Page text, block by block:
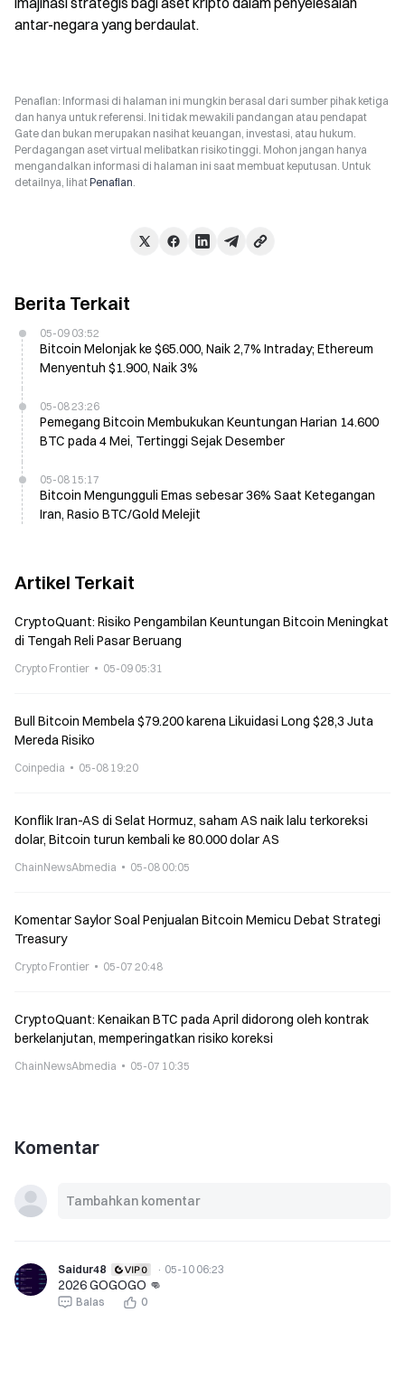
antar-negara yang berdaulat.
Penafian: Informasi di halaman ini mungkin berasal dari sumber pihak ketiga
dan hanya untuk referensi. Ini tidak mewakili pandangan atau pendapat
Gate dan bukan merupakan nasihat keuangan, investasi, atau hukum.
Perdagangan aset virtual melibatkan risiko tinggi. Mohon jangan hanya
mengandalkan informasi di halaman ini saat membuat keputusan. Untuk
detailnya, lihatPenafian.
Berita Terkait
05-09 03:52
Bitcoin Melonjak ke $65.000, Naik 2,7% Intraday; Ethereum
Menyentuh $1.900, Naik 3%
05-08 23:26
Pemegang Bitcoin Membukukan Keuntungan Harian 14.600
BTC pada 4 Mei, Tertinggi Sejak Desember
05-08 15:17
Bitcoin Mengungguli Emas sebesar 36% Saat Ketegangan
Iran, Rasio BTC/Gold Melejit
Artikel Terkait
CryptoQuant: Risiko Pengambilan Keuntungan Bitcoin Meningkat
di Tengah Reli Pasar Beruang
Crypto Frontier 05-09 05:31
Bull Bitcoin Membela $79.200 karena Likuidasi Long $28,3 Juta
Mereda Risiko
Coinpedia 05-08 19:20
Konflik Iran-AS di Selat Hormuz, saham AS naik lalu terkoreksi
dolar, Bitcoin turun kembali ke 80.000 dolar AS
ChainNewsAbmedia 05-08 00:05
Komentar Saylor Soal Penjualan Bitcoin Memicu Debat Strategi
Treasury
Crypto Frontier 05-07 20:48
CryptoQuant: Kenaikan BTC pada April didorong oleh kontrak
berkelanjutan, memperingatkan risiko koreksi
ChainNewsAbmedia 05-07 10:35
Komentar
Saidur48 · 05-10 06:23
2026 GOGOGO 👊
Balas 0